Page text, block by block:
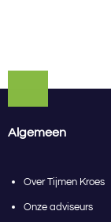
Algemeen
Over Tijmen Kroes
Onze adviseurs